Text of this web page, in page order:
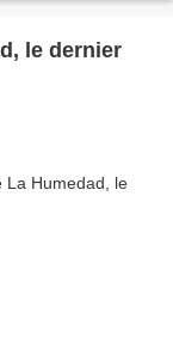
le dernier